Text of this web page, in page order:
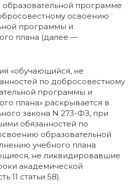
программе
освоению
программы и
плана (далее —
«обучающийся, не
по добросовестному
программы и
плана» раскрывается в
закона N 273-ФЗ, при
обязанностей по
образовательной
учебного плана
не ликвидировавшие
академической
11 статьи 58).